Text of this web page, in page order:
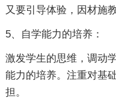
又要引导体验，因材施
5、自学能力的培养：
激发学生的思维，调动
能力的培养。注重对基
担。